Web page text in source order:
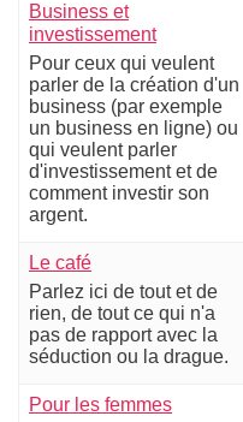
Business et
investissement
Pour ceux qui veulent
parler de la création d'un
business (par exemple
un business en ligne) ou
qui veulent parler
d'investissement et de
comment investir son
argent.
Le café
Parlez ici de tout et de
rien, de tout ce qui n'a
pas de rapport avec la
séduction ou la drague.
Pour les femmes